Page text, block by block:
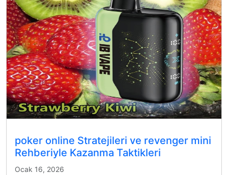
poker online Stratejileri ve revenger mini
Rehberiyle Kazanma Taktikleri
Ocak 16, 2026